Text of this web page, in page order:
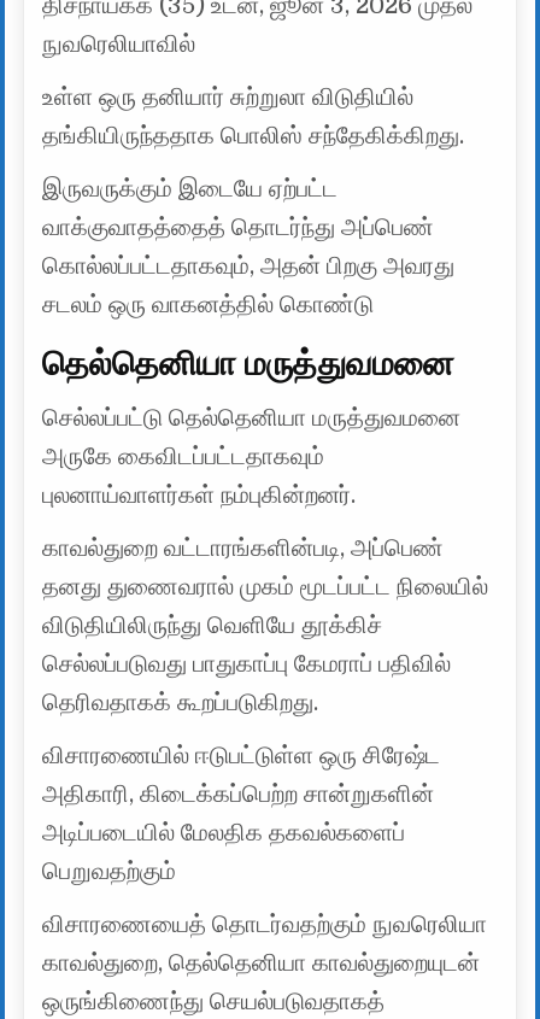
திசநாயக்க (35) உடன், ஜூன் 3, 2026 முதல்
நுவரெலியாவில்
உள்ள ஒரு தனியார் சுற்றுலா விடுதியில்
தங்கியிருந்ததாக பொலிஸ் சந்தேகிக்கிறது.
இருவருக்கும் இடையே ஏற்பட்ட
வாக்குவாதத்தைத் தொடர்ந்து அப்பெண்
கொல்லப்பட்டதாகவும், அதன் பிறகு அவரது
சடலம் ஒரு வாகனத்தில் கொண்டு
தெல்தெனியா மருத்துவமனை
செல்லப்பட்டு தெல்தெனியா மருத்துவமனை
அருகே கைவிடப்பட்டதாகவும்
புலனாய்வாளர்கள் நம்புகின்றனர்.
காவல்துறை வட்டாரங்களின்படி, அப்பெண்
தனது துணைவரால் முகம் மூடப்பட்ட நிலையில்
விடுதியிலிருந்து வெளியே தூக்கிச்
செல்லப்படுவது பாதுகாப்பு கேமராப் பதிவில்
தெரிவதாகக் கூறப்படுகிறது.
விசாரணையில் ஈடுபட்டுள்ள ஒரு சிரேஷ்ட
அதிகாரி, கிடைக்கப்பெற்ற சான்றுகளின்
அடிப்படையில் மேலதிக தகவல்களைப்
பெறுவதற்கும்
விசாரணையைத் தொடர்வதற்கும் நுவரெலியா
காவல்துறை, தெல்தெனியா காவல்துறையுடன்
ஒருங்கிணைந்து செயல்படுவதாகத்